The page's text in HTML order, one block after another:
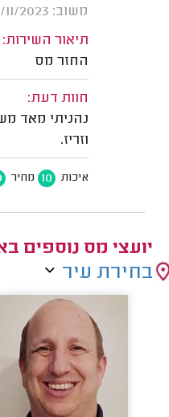
משוב: 22/11/2023
תיאור השירות:
החזר מס
חוות דעת:
נהניתי מאד
וזריז.
איכות 10 מחיר
יועצי מס נוספים
בחירת עיר